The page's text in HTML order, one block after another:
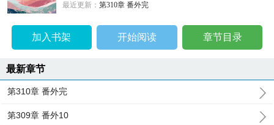
最近更新：第310章 番外完
加入书架 开始阅读 章节目录
最新章节
第310章 番外完
第309章 番外10